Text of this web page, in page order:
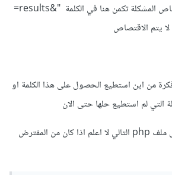
خلاله تحديد كمية الاقتصاص المشكلة تكمن هنا في الكلمة "&results=
يتم الاقتصاص
من اين استطيع الحصول على هذا الكلمة او
التي لم استطيع حلها حتى الان
انا اجلب البيانات من خلال ملف php التالي لا اعلم اذا كان من المفترض